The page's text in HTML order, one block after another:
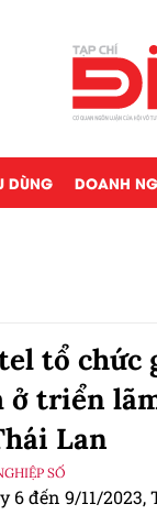
DÙNG DOANH
tổ chức
ở triển
Lan
SỐ
6 đến 9/11/